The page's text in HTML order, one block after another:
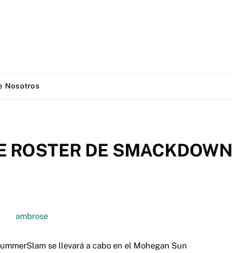
Nosotros
ROSTER DE SMACKDOWN
se llevará a cabo en el Mohegan Sun